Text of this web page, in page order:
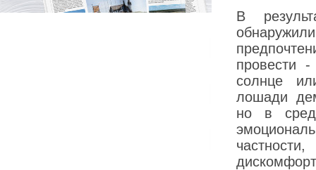
В
провести
солнце
лошади
но в